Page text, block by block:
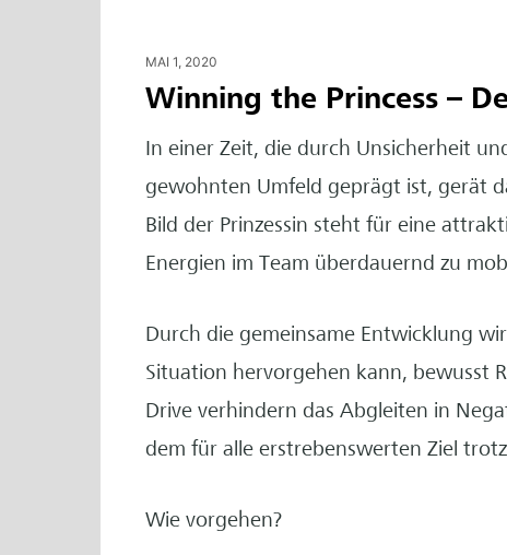
MAI 1, 2020
Winning the Princess –
In einer Zeit, die durch Unsicherheit
gewohnten Umfeld geprägt ist, gerät
Bild der Prinzessin steht für eine
Energien im Team überdauernd zu
Durch die gemeinsame Entwicklung
Situation hervorgehen kann, bewusst
Drive verhindern das Abgleiten in
dem für alle erstrebenswerten Ziel
Wie vorgehen?